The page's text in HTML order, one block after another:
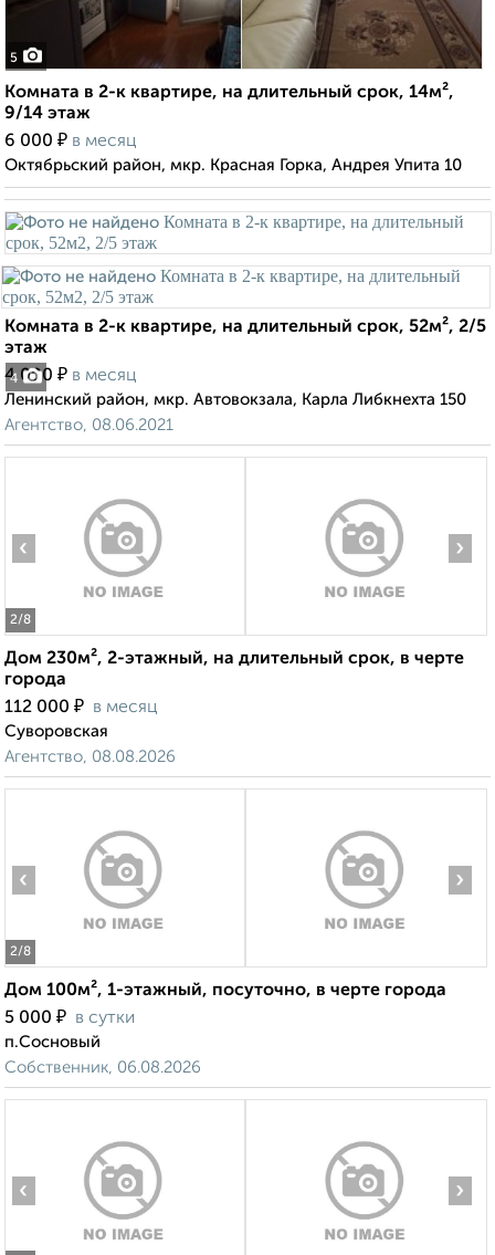
5
Комната в 2-к квартире, на длительный срок, 14м²,
9/14 этаж
6 000 ₽ в месяц
Октябрьский район, мкр. Красная Горка, Андрея Упита 10
4
Комната в 2-к квартире, на длительный срок, 52м², 2/5
этаж
4 000 ₽ в месяц
Ленинский район, мкр. Автовокзала, Карла Либкнехта 150
Агентство, 08.06.2021
2/8
‹ ›
Дом 230м², 2-этажный, на длительный срок, в черте
города
112 000 ₽ в месяц
Суворовская
Агентство, 08.08.2026
2/8
‹ ›
Дом 100м², 1-этажный, посуточно, в черте города
5 000 ₽ в сутки
п.Сосновый
Собственник, 06.08.2026
‹ ›